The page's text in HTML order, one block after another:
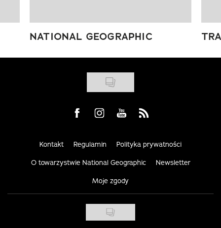
NATIONAL GEOGRAPHIC
Visit us on Facebook
Visit us on Instagram
Visit us on Youtube
Visit us on Rss
Kontakt Regulamin Polityka prywatności
O towarzystwie National Geographic Newsletter
Moje zgody